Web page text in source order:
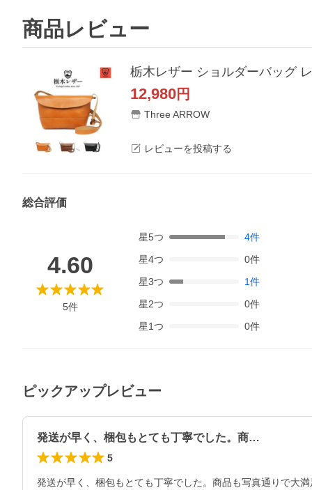
商品レビュー
12,980円
Three ARROW
レビューを投稿する
総合評価
4.60
5件
星5つ 4件
星4つ 0件
星3つ 1件
星2つ 0件
星1つ 0件
ピックアップレビュー
発送が早く、梱包もとても丁寧でした。商…
5
発送が早く、梱包もとても丁寧でした。商品も写真通りで大